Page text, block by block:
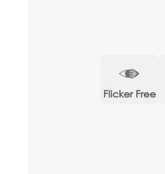
Flicker Free